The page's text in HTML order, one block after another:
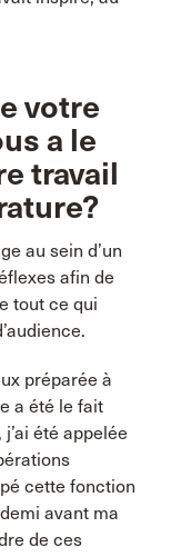
votre
a le
travail
au sein d’un
afin de
tout ce qui
préparée à
a été le fait
été appelée
cette fonction
avant ma
de ces